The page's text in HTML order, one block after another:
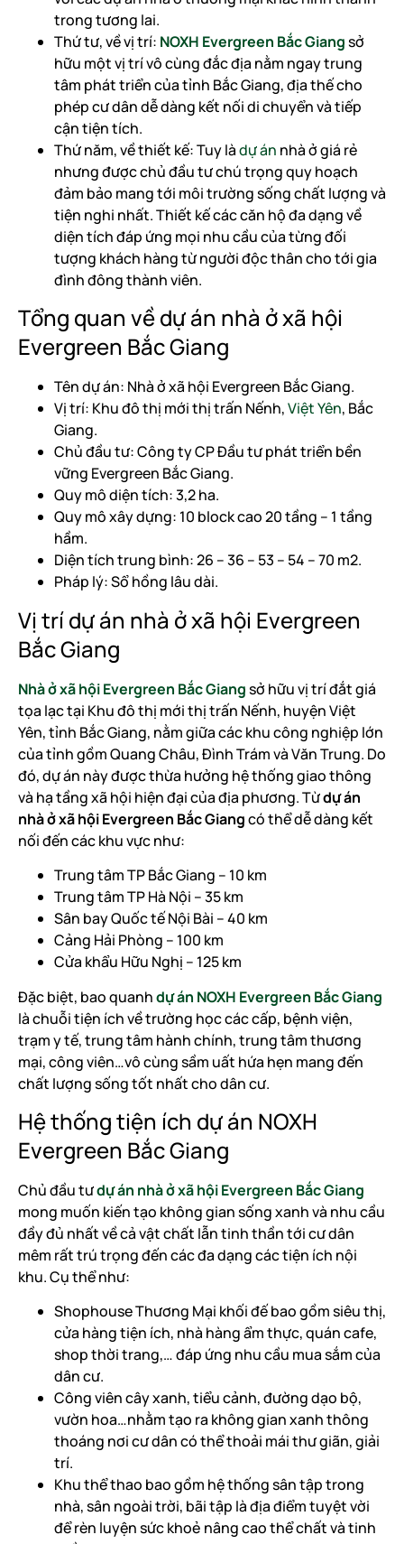
trong tương lai.
Thứ tư, về vị trí: NOXH Evergreen Bắc Giangsở
hữu một vị trí vô cùng đắc địa nằm ngay trung
tâm phát triển của tỉnh Bắc Giang, địa thế cho
phép cư dân dễ dàng kết nối di chuyển và tiếp
cận tiện tích.
Thứ năm, về thiết kế: Tuy làdự án nhà ở giá rẻ
nhưng được chủ đầu tư chú trọng quy hoạch
đảm bảo mang tới môi trường sống chất lượng và
tiện nghi nhất. Thiết kế các căn hộ đa dạng về
diện tích đáp ứng mọi nhu cầu của từng đối
tượng khách hàng từ người độc thân cho tới gia
đình đông thành viên.
Tổng quan về dự án nhà ở xã hội
Evergreen Bắc Giang
Tên dự án: Nhà ở xã hội Evergreen Bắc Giang.
Vị trí: Khu đô thị mới thị trấn Nếnh,Việt Yên, Bắc
Giang.
Chủ đầu tư: Công ty CP Đầu tư phát triển bền
vững Evergreen Bắc Giang.
Quy mô diện tích: 3,2 ha.
Quy mô xây dựng: 10 block cao 20 tầng – 1 tầng
hầm.
Diện tích trung bình: 26 – 36 – 53 – 54 – 70 m2.
Pháp lý: Sổ hồng lâu dài.
Vị trí dự án nhà ở xã hội Evergreen
Bắc Giang
Nhà ở xã hội Evergreen Bắc Giangsở hữu vị trí đắt giá
tọa lạc tại Khu đô thị mới thị trấn Nếnh, huyện Việt
Yên, tỉnh Bắc Giang, nằm giữa các khu công nghiệp lớn
của tỉnh gồm Quang Châu, Đình Trám và Văn Trung. Do
đó, dự án này được thừa hưởng hệ thống giao thông
và hạ tầng xã hội hiện đại của địa phương. Từdự án
nhà ở xã hội Evergreen Bắc Giangcó thể dễ dàng kết
nối đến các khu vực như:
Trung tâm TP Bắc Giang – 10 km
Trung tâm TP Hà Nội – 35 km
Sân bay Quốc tế Nội Bài – 40 km
Cảng Hải Phòng – 100 km
Cửa khẩu Hữu Nghị – 125 km
Đặc biệt, bao quanhdự án NOXH Evergreen Bắc Giang
là chuỗi tiện ích về trường học các cấp, bệnh viện,
trạm y tế, trung tâm hành chính, trung tâm thương
mại, công viên…vô cùng sầm uất hứa hẹn mang đến
chất lượng sống tốt nhất cho dân cư.
Hệ thống tiện ích dự án NOXH
Evergreen Bắc Giang
Chủ đầu tưdự án nhà ở xã hội Evergreen Bắc Giang
mong muốn kiến tạo không gian sống xanh và nhu cầu
đầy đủ nhất về cả vật chất lẫn tinh thần tới cư dân
mêm rất trú trọng đến các đa dạng các tiện ích nội
khu. Cụ thể như:
Shophouse Thương Mại khối đế bao gồm siêu thị,
cửa hàng tiện ích, nhà hàng ẩm thực, quán cafe,
shop thời trang,… đáp ứng nhu cầu mua sắm của
dân cư.
Công viên cây xanh, tiểu cảnh, đường dạo bộ,
vườn hoa…nhằm tạo ra không gian xanh thông
thoáng nơi cư dân có thể thoải mái thư giãn, giải
trí.
Khu thể thao bao gồm hệ thống sân tập trong
nhà, sân ngoài trời, bãi tập là địa điểm tuyệt vời
để rèn luyện sức khoẻ nâng cao thể chất và tinh